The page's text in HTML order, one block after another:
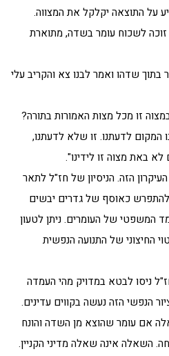
על התוצאה יקלקל את המצווה.
לשכוח עומר בשדה, מתוארת
שדהו ואמר לבנו צא והקריב עלי
זו מכל מצות האמורות בתורה?
המקום לדעתנו. זו שלא לדעתנו,
לא באת מצוה זו לידינו".
הזה. הניסיון של חז"ל לתאר
להתפרש כאוסף של גדרים יבשים
המשפטי של העומרים. ניתן לטעון
החיצוני של התנועה הנפשית
ניסו לבטא במדויק מהי העמדה
הנפשי הזה נעשה בקווים עדינים.
אם עומר שהוצא מן השדה והונח
השאלה אינה שאלה מדיני הקניין.